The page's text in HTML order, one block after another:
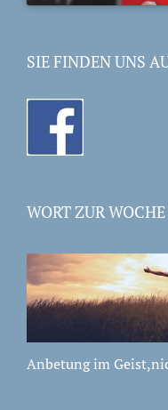
SIE FINDEN UNS
WORT ZUR WOCHE
Anbetung im